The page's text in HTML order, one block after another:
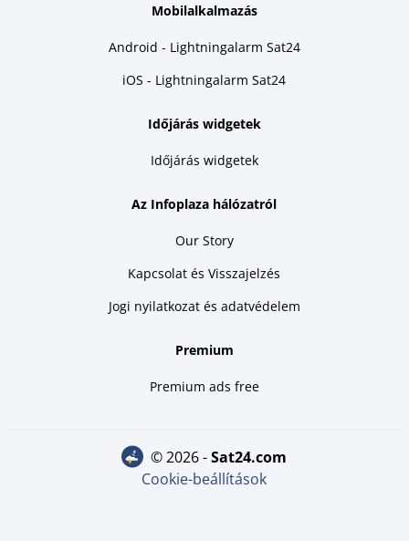
Mobilalkalmazás
Android - Lightningalarm Sat24
iOS - Lightningalarm Sat24
Időjárás widgetek
Időjárás widgetek
Az Infoplaza hálózatról
Our Story
Kapcsolat és Visszajelzés
Jogi nyilatkozat és adatvédelem
Premium
Premium ads free
© 2026 - sat24.com
Cookie-beállítások